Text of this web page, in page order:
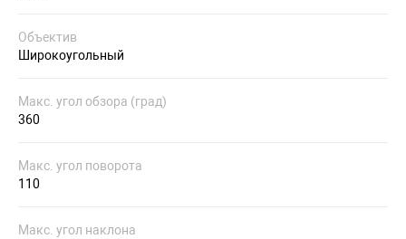
Объектив
Широкоугольный
Макс. угол обзора (град)
360
Макс. угол поворота
110
Макс. угол наклона